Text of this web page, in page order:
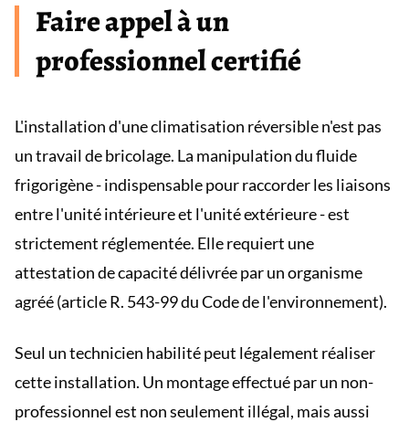
Faire appel à un
professionnel certifié
L'installation d'une climatisation réversible n'est pas
un travail de bricolage. La manipulation du fluide
frigorigène - indispensable pour raccorder les liaisons
entre l'unité intérieure et l'unité extérieure - est
strictement réglementée. Elle requiert une
attestation de capacité délivrée par un organisme
agréé (article R. 543-99 du Code de l'environnement).
Seul un technicien habilité peut légalement réaliser
cette installation. Un montage effectué par un non-
professionnel est non seulement illégal, mais aussi